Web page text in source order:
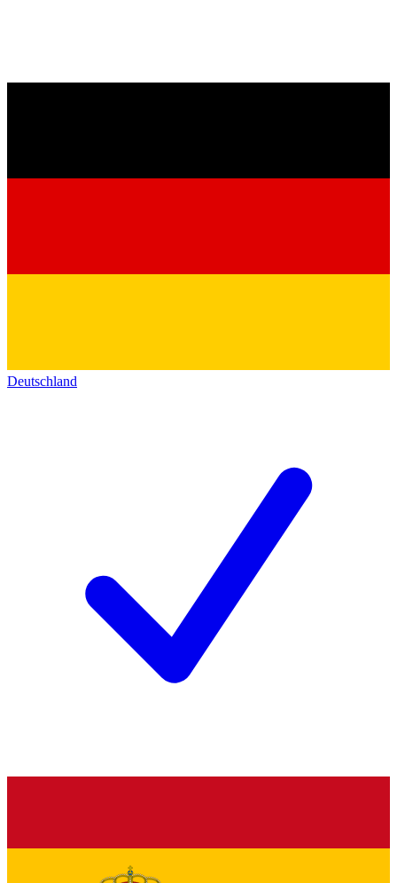
Deutschland